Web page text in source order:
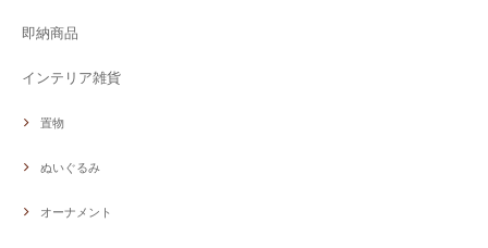
即納商品
インテリア雑貨
置物
ぬいぐるみ
オーナメント